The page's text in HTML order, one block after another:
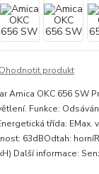
Ohodnotit produkt
Amica OKC 656 SW
Funkce:
třída: EMax.
63dBOdtah:
Další informace: